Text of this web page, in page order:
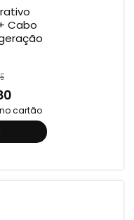
Cabo
cartão